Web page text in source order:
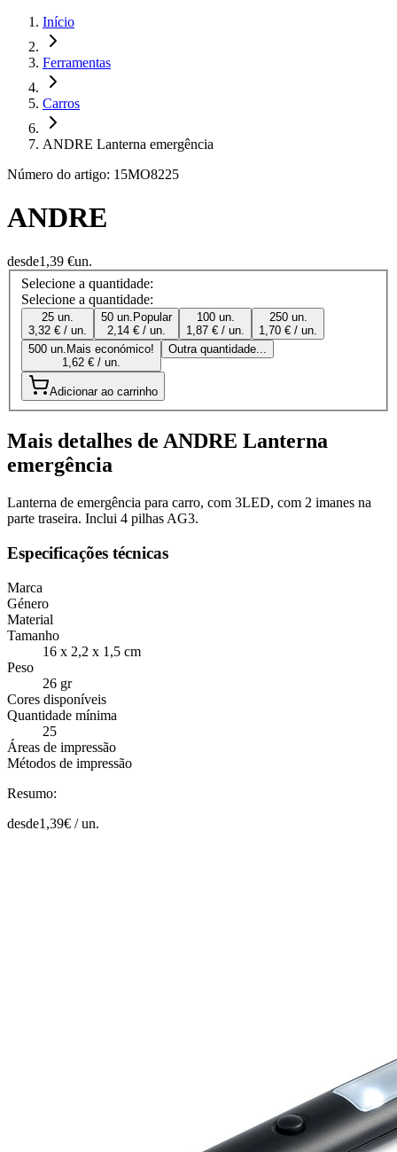
Início
Ferramentas
Carros
ANDRE Lanterna emergência
Número do artigo: 15MO8225
ANDRE
desde1,39 €un.
Selecione a quantidade:
Selecione a quantidade:
25 un.
3,32 € / un.
50 un. Popular
2,14 € / un.
100 un.
1,87 € / un.
250 un.
1,70 € / un.
500 un. Mais económico!
1,62 € / un.
Outra quantidade...
Adicionar ao carrinho
Mais detalhes de ANDRE Lanterna
emergência
Lanterna de emergência para carro, com 3LED, com 2 imanes na
parte traseira. Inclui 4 pilhas AG3.
Especificações técnicas
Marca
Género
Material
Tamanho
16 x 2,2 x 1,5 cm
Peso
26 gr
Cores disponíveis
Quantidade mínima
25
Áreas de impressão
Métodos de impressão
Resumo:
desde1,39€ /un.